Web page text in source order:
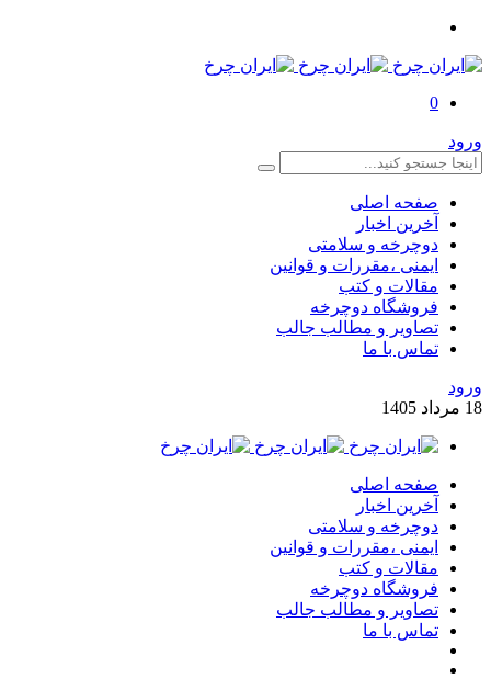
0
ورود
صفحه اصلی
آخرین اخبار
دوچرخه و سلامتی
ایمنی ،مقررات و قوانین
مقالات و کتب
فروشگاه دوچرخه
تصاویر و مطالب جالب
تماس با ما
ورود
18 مرداد 1405
صفحه اصلی
آخرین اخبار
دوچرخه و سلامتی
ایمنی ،مقررات و قوانین
مقالات و کتب
فروشگاه دوچرخه
تصاویر و مطالب جالب
تماس با ما